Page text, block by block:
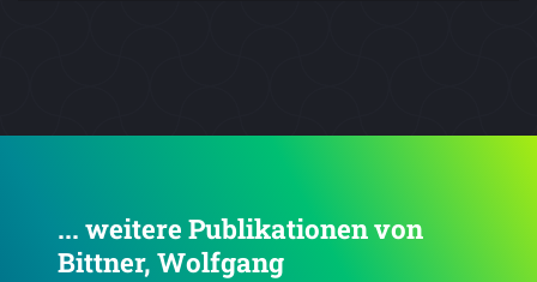
... weitere Publikationen von
Bittner, Wolfgang